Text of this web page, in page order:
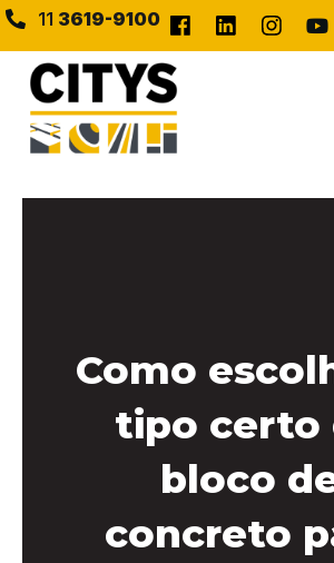
11 3619-9100
Como
tipo certo
bloco
concreto